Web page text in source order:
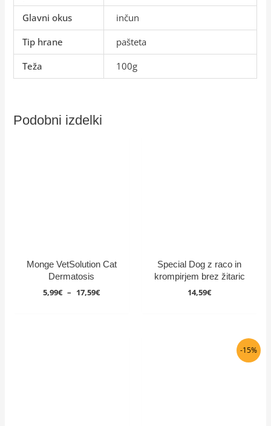
Glavni okus
inčun
Tip hrane
pašteta
Teža
100g
Podobni izdelki
Monge VetSolution Cat
Dermatosis
5,99€ – 17,59€
Special Dog z raco in
krompirjem brez žitaric
14,59€
-15%